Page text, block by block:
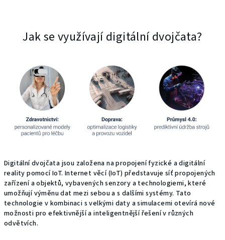
Jak se využívají digitální dvojčata?
Digitální dvojčata jsou založena na propojení fyzické a digitální
reality pomocí IoT. Internet věcí (IoT) představuje síť propojených
zařízení a objektů, vybavených senzory a technologiemi, které
umožňují výměnu dat mezi sebou a s dalšími systémy. Tato
technologie v kombinaci s velkými daty a simulacemi otevírá nové
možnosti pro efektivnější a inteligentnější řešení v různých
odvětvích.